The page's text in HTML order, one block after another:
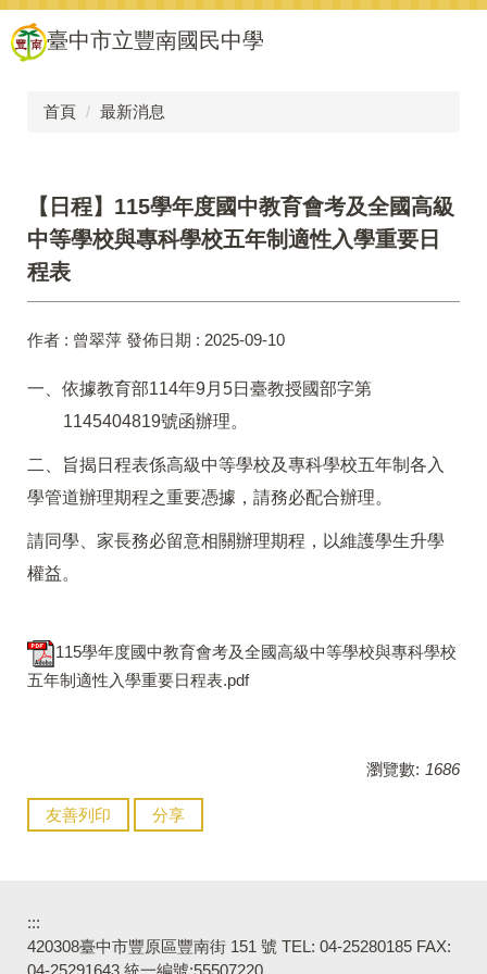
跳
到
主
臺中市立豐南國民中學
首頁 最新消息
【日程】115學年度國中教育會考及全國高級
中等學校與專科學校五年制適性入學重要日
程表
作者 : 曾翠萍 發佈日期 : 2025-09-10
一、依據教育部114年9月5日臺教授國部字第
1145404819號函辦理。
二、旨揭日程表係高級中等學校及專科學校五年制各入
學管道辦理期程之重要憑據，請務必配合辦理。
請同學、家長務必留意相關辦理期程，以維護學生升學
權益。
115學年度國中教育會考及全國高級中等學校與專科學校
五年制適性入學重要日程表.pdf
瀏覽數: 1686
友善列印 分享
:::
420308臺中市豐原區豐南街 151 號 TEL: 04-25280185 FAX:
04-25291643 統一編號:55507220